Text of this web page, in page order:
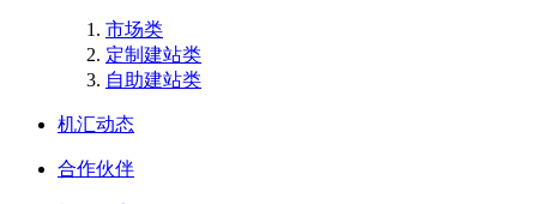
市场类
定制建站类
自助建站类
机汇动态
合作伙伴